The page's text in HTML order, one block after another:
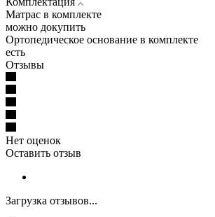
Матрас в комплекте
можно докупить
Ортопедическое основание в комплекте
есть
Отзывы
Нет оценок
Оставить отзыв
Загрузка отзывов...